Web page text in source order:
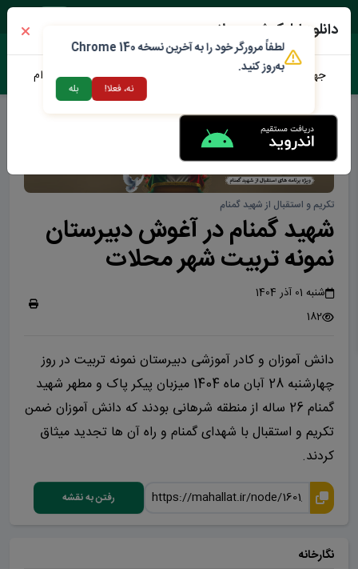
تکریم و استقبال از شهید گمنام
شهید گمنام در آغوش دبیرستان
نمونه تربیت شهر محلات
شنبه 01 آذر 1404
182
دانش آموزان و کادر آموزشی دبیرستان نمونه تربیت در روز
چهارشنبه 28 آبان ماه 1404 میزبان پیکر پاک و مطهر شهید
گمنام 26 ساله از منطقه شرهانی بودند که دانش آموزان ضمن
تکریم و استقبال با شهدای گمنام و راه آن ها تجدید میثاق
کردند.
رفتن به نقشه
نگارخانه
دانلود اپلیکیشن محلات من
جهت دانلود نرم افزار محلات من می توانید از طریق لینک زیر اقدام
لطفاً مرورگر خود را به آخرین نسخه Chrome 140
به‌روز کنید.
نه، فعلا! بله